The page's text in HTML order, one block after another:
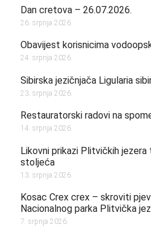
Dan cretova – 26.07.2026.
26. srpnja 2026.
Obavijest korisnicima
24. srpnja 2026.
Sibirska jezičnjača Ligularia
23. srpnja 2026.
Restauratorski radovi na
14. srpnja 2026.
Likovni prikazi Plitvičkih jezera
stoljeća
13. srpnja 2026.
Kosac Crex crex – skroviti
Nacionalnog parka Plitvička
7. srpnja 2026.